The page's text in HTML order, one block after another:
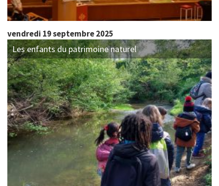
vendredi 19 septembre 2025
Les enfants du patrimoine naturel